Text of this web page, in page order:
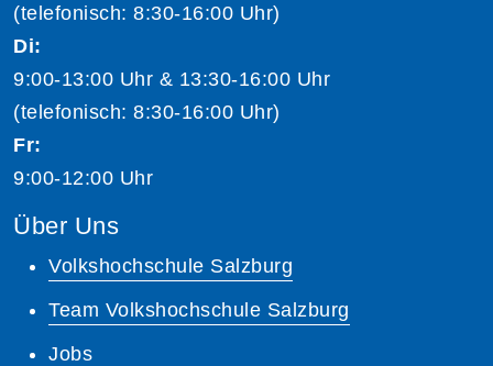
(telefonisch: 8:30-16:00 Uhr)
Di:
9:00-13:00 Uhr & 13:30-16:00 Uhr
(telefonisch: 8:30-16:00 Uhr)
Fr:
9:00-12:00 Uhr
Über Uns
Volkshochschule Salzburg
Team Volkshochschule Salzburg
Jobs